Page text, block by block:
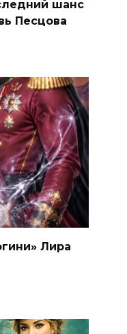
шанс
Песцова
Лира